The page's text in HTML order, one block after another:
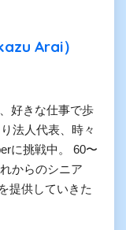
Arai）
好きな仕事で歩
法人代表、時々
に挑戦中。 60〜
からのシニア
提供していきた